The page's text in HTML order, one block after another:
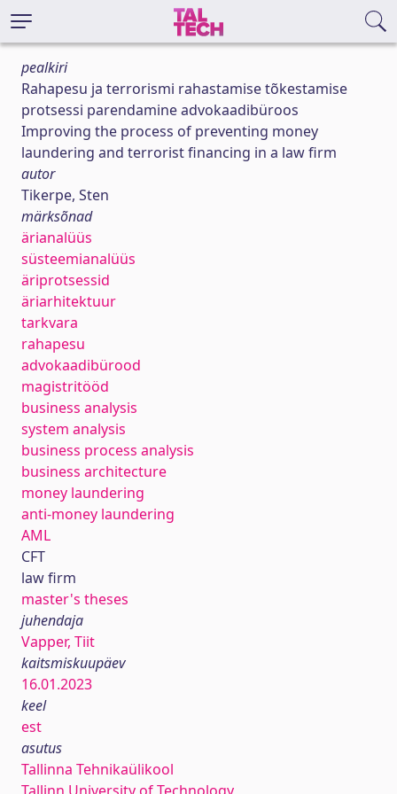
pealkiri
Rahapesu ja terrorismi rahastamise tõkestamise
protsessi parendamine advokaadibüroos
Improving the process of preventing money
laundering and terrorist financing in a law firm
autor
Tikerpe, Sten
märksõnad
ärianalüüs
süsteemianalüüs
äriprotsessid
äriarhitektuur
tarkvara
rahapesu
advokaadibürood
magistritööd
business analysis
system analysis
business process analysis
business architecture
money laundering
anti-money laundering
AML
CFT
law firm
master's theses
juhendaja
Vapper, Tiit
kaitsmiskuupäev
16.01.2023
keel
est
asutus
Tallinna Tehnikaülikool